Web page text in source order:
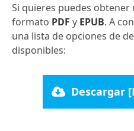
Si quieres puedes
formato PDF y EPUB. A
una lista de opciones de
disponibles:
Descargar